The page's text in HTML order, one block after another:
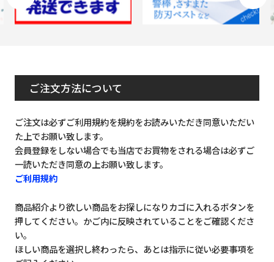
ご注文方法について
ご注文は必ずご利用規約を規約をお読みいただき同意いただい
た上でお願い致します。
会員登録をしない場合でも当店でお買物をされる場合は必ずご
一読いただき同意の上お願い致します。
ご利用規約
商品紹介より欲しい商品をお探しになりカゴに入れるボタンを
押してください。かご内に反映されていることをご確認くださ
い。
ほしい商品を選択し終わったら、あとは指示に従い必要事項を